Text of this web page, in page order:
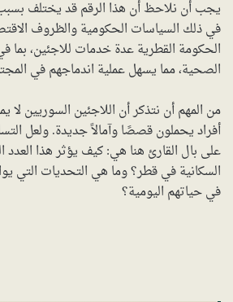
يجب أن نلاحظ أن هذا الرقم قد يختلف بسبب
في ذلك السياسات الحكومية والظروف
الحكومة القطرية عدة خدمات للاجئين، بما
الصحية، مما يسهل عملية اندماجهم في
من المهم أن نتذكر أن اللاجئين السوريين لا
أفراد يحملون قصصًا وآمالاً جديدة. ولعل
على بال القارئ هنا هي: كيف يؤثر هذا العدد
السكانية في قطر؟ وما هي التحديات التي
في حياتهم اليومية؟